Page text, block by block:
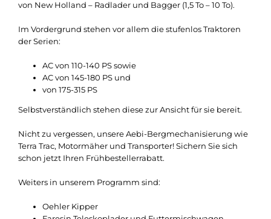
von New Holland – Radlader und Bagger (1,5 To – 10 To).
Im Vordergrund stehen vor allem die stufenlos Traktoren
der Serien:
AC von 110-140 PS sowie
AC von 145-180 PS und
von 175-315 PS
Selbstverständlich stehen diese zur Ansicht für sie bereit.
Nicht zu vergessen, unsere Aebi-Bergmechanisierung wie
Terra Trac, Motormäher und Transporter! Sichern Sie sich
schon jetzt Ihren Frühbestellerrabatt.
Weiters in unserem Programm sind:
Oehler Kipper